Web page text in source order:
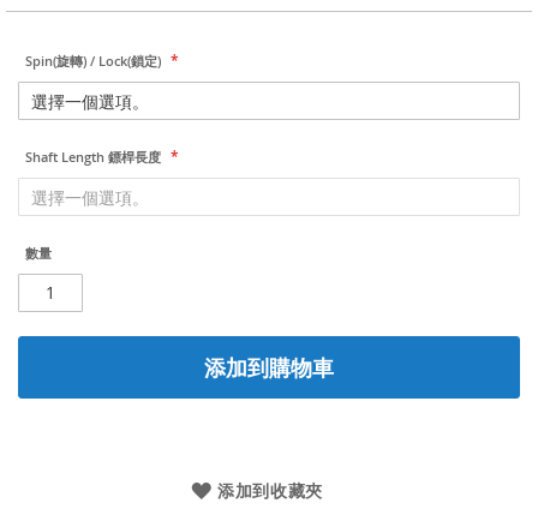
Spin(旋轉) / Lock(鎖定)
Shaft Length 鏢桿長度
數量
添加到購物車
添加到收藏夾